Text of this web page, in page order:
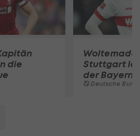
die
Stuttgart
der Bayern
Deutsche